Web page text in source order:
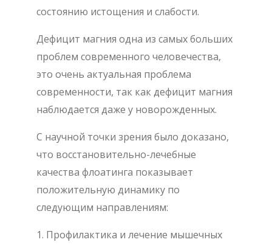
состоянию истощения и слабости.
Дефицит магния одна из самых больших
проблем современного человечества,
это очень актуальная проблема
современности, так как дефицит магния
наблюдается даже у новорожденных.
С научной точки зрения было доказано,
что восстановительно-лечебные
качества флоатинга показывает
положительную динамику по
следующим направлениям:
1. Профилактика и лечение мышечных